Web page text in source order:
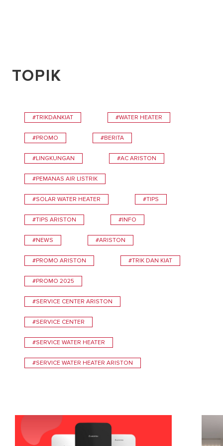
TOPIK
#TRIKDANKIAT #WATER HEATER
#PROMO #BERITA
#LINGKUNGAN #AC ARISTON
#PEMANAS AIR LISTRIK
#SOLAR WATER HEATER #TIPS
#TIPS ARISTON #INFO
#NEWS #ARISTON
#PROMO ARISTON #TRIK DAN KIAT
#PROMO 2025
#SERVICE CENTER ARISTON
#SERVICE CENTER
#SERVICE WATER HEATER
#SERVICE WATER HEATER ARISTON